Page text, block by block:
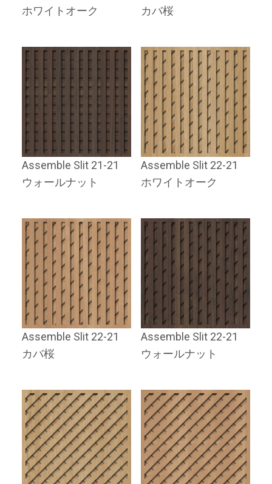
ホワイトオーク
カバ桜
Assemble Slit 21-21
ウォールナット
Assemble Slit 22-21
ホワイトオーク
Assemble Slit 22-21
カバ桜
Assemble Slit 22-21
ウォールナット